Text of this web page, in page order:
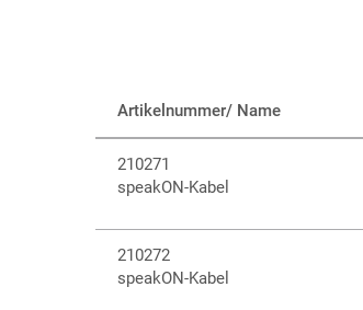
Artikelnummer/ Name
210271
speakON-Kabel
210272
speakON-Kabel